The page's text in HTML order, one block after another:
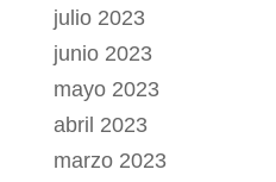
julio 2023
junio 2023
mayo 2023
abril 2023
marzo 2023